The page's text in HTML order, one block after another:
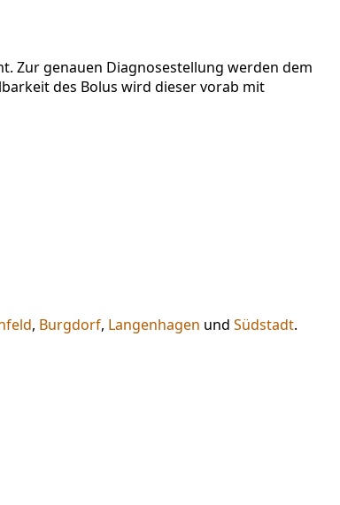
Zur genauen Diagnosestellung werden dem
des Bolus wird dieser vorab mit
, Burgdorf, Langenhagen und Südstadt.